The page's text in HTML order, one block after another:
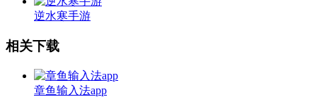
逆水寒手游
相关下载
章鱼输入法app